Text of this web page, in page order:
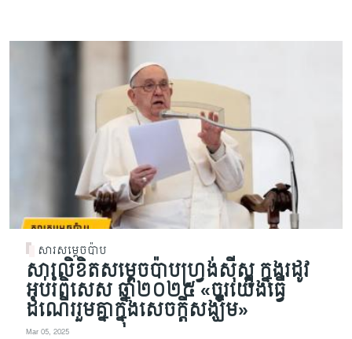
សារសម្តេចប៉ាប
សារលិខិតសម្តេចប៉ាបហ្វ្រង់ស៊ីស្កូ ក្នុងរដូវ
អប់រំពិសេស ឆ្នាំ២០២៥ «ចូរយើងធ្វើ
ដំណើររួមគ្នាក្នុងសេចក្តីសង្ឃឹម»
Mar 05, 2025